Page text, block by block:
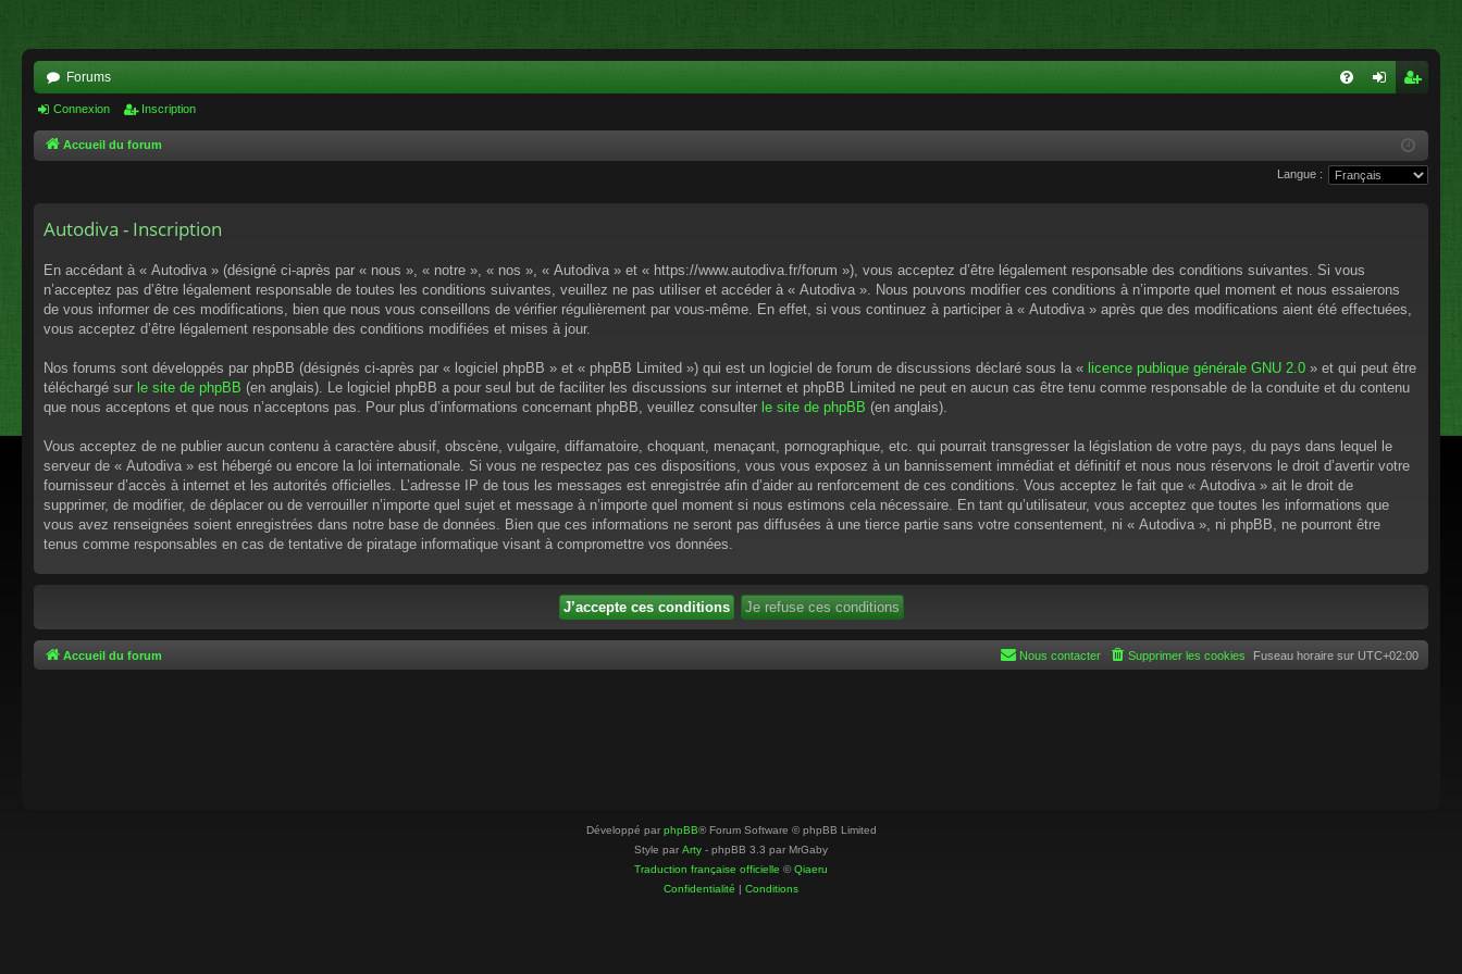
Forums
xi
cri
pti
Connexion Inscription
Accueil du forum
Langue :
Autodiva - Inscription
En accédant à « Autodiva » (désigné ci-après par « nous », « notre », « nos », « Autodiva » et « https://www.autodiva.fr/forum »), vous acceptez d’être légalement responsable des conditions suivantes. Si vous
n’acceptez pas d’être légalement responsable de toutes les conditions suivantes, veuillez ne pas utiliser et accéder à « Autodiva ». Nous pouvons modifier ces conditions à n’importe quel moment et nous essaierons
de vous informer de ces modifications, bien que nous vous conseillons de vérifier régulièrement par vous-même. En effet, si vous continuez à participer à « Autodiva » après que des modifications aient été effectuées,
vous acceptez d’être légalement responsable des conditions modifiées et mises à jour.
Nos forums sont développés par phpBB (désignés ci-après par « logiciel phpBB » et « phpBB Limited ») qui est un logiciel de forum de discussions déclaré sous la « licence publique générale GNU 2.0 » et qui peut être
téléchargé sur le site de phpBB (en anglais). Le logiciel phpBB a pour seul but de faciliter les discussions sur internet et phpBB Limited ne peut en aucun cas être tenu comme responsable de la conduite et du contenu
que nous acceptons et que nous n’acceptons pas. Pour plus d’informations concernant phpBB, veuillez consulter le site de phpBB (en anglais).
Vous acceptez de ne publier aucun contenu à caractère abusif, obscène, vulgaire, diffamatoire, choquant, menaçant, pornographique, etc. qui pourrait transgresser la législation de votre pays, du pays dans lequel le
serveur de « Autodiva » est hébergé ou encore la loi internationale. Si vous ne respectez pas ces dispositions, vous vous exposez à un bannissement immédiat et définitif et nous nous réservons le droit d’avertir votre
fournisseur d’accès à internet et les autorités officielles. L’adresse IP de tous les messages est enregistrée afin d’aider au renforcement de ces conditions. Vous acceptez le fait que « Autodiva » ait le droit de
supprimer, de modifier, de déplacer ou de verrouiller n’importe quel sujet et message à n’importe quel moment si nous estimons cela nécessaire. En tant qu’utilisateur, vous acceptez que toutes les informations que
vous avez renseignées soient enregistrées dans notre base de données. Bien que ces informations ne seront pas diffusées à une tierce partie sans votre consentement, ni « Autodiva », ni phpBB, ne pourront être
tenus comme responsables en cas de tentative de piratage informatique visant à compromettre vos données.
Accueil du forum Fuseau horaire sur UTC+02:00
Supprimer les cookies
Nous contacter
Développé par phpBB® Forum Software © phpBB Limited
Style par Arty - phpBB 3.3 par MrGaby
Traduction française officielle ©Qiaeru
Confidentialité | Conditions